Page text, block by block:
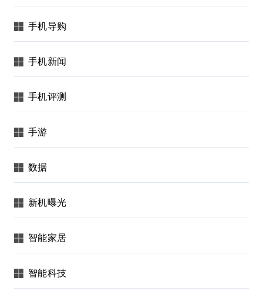
手机导购
手机新闻
手机评测
手游
数据
新机曝光
智能家居
智能科技